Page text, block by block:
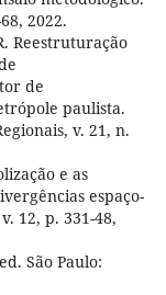
2022.
Reestruturação
de
paulista.
v. 21, n.
e as
espaço-
12, p. 331-48,
São Paulo: